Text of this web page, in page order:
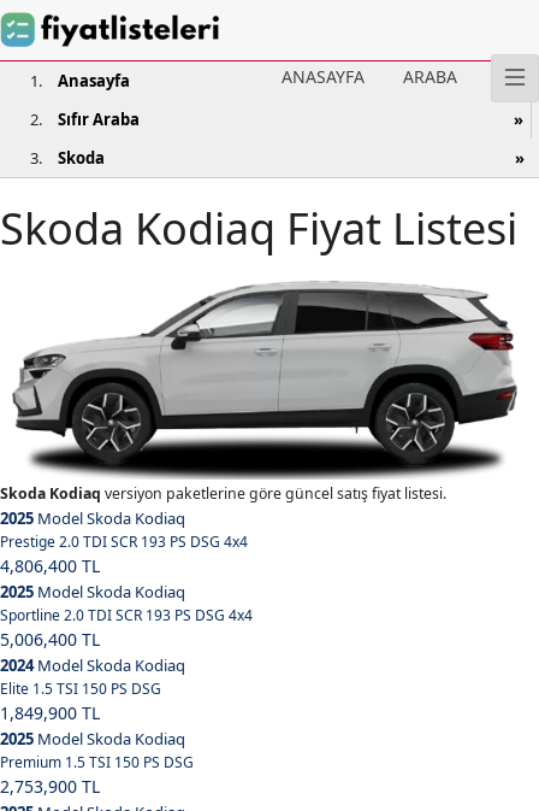
ANASAYFA ARABA
Anasayfa
Sıfır Araba
Skoda
Skoda Kodiaq Fiyat Listesi
Skoda Kodiaq versiyon paketlerine göre güncel satış fiyat listesi.
2025 Model Skoda Kodiaq
Prestige 2.0 TDI SCR 193 PS DSG 4x4
4,806,400 TL
2025 Model Skoda Kodiaq
Sportline 2.0 TDI SCR 193 PS DSG 4x4
5,006,400 TL
2024Model Skoda Kodiaq
Elite 1.5 TSI 150 PS DSG
1,849,900 TL
2025 Model Skoda Kodiaq
Premium 1.5 TSI 150 PS DSG
2,753,900 TL